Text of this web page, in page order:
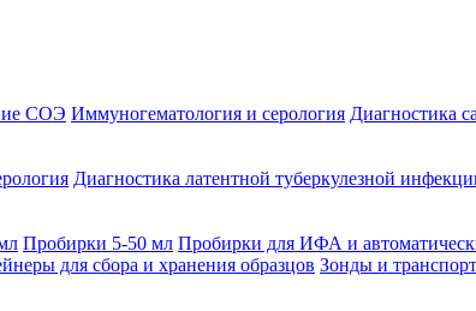
СОЭ Иммуногематология и серология Диагностика
Диагностика латентной туберкулезной
Пробирки 5-50 мл Пробирки для ИФА и
для сбора и хранения образцов Зонды и